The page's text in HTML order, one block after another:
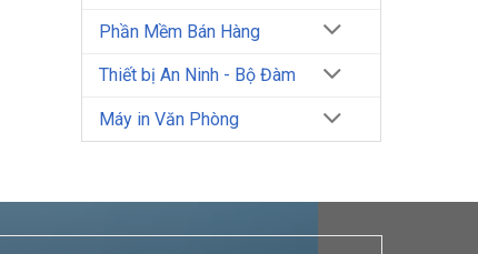
Phần Mềm Bán Hàng
Thiết bị An Ninh - Bộ Đàm
Máy in Văn Phòng